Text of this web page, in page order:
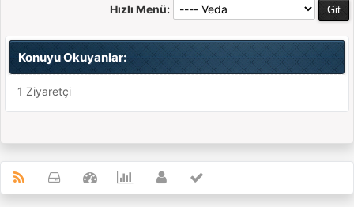
Hızlı Menü:
Konuyu Okuyanlar:
1 Ziyaretçi